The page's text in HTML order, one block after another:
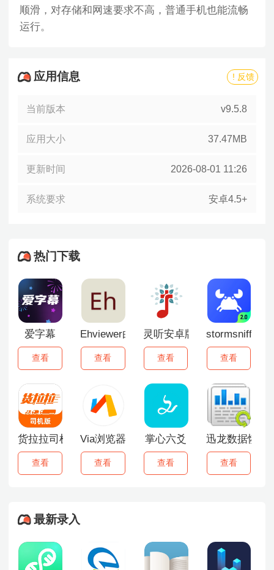
顺滑，对存储和网速要求不高，普通手机也能流畅
运行。
应用信息 ! 反馈
当前版本 v9.5.8
应用大小 37.47MB
更新时间 2026-08-01 11:26
系统要求 安卓4.5+
热门下载
爱字幕
查看
Ehviewer白色版
查看
灵听安卓版
查看
stormsniffer
查看
货拉拉司机版
查看
Via浏览器
查看
掌心六爻
查看
迅龙数据恢复
查看
最新录入